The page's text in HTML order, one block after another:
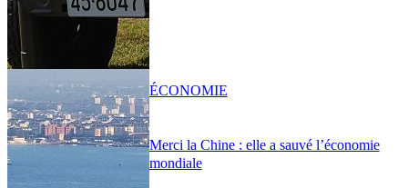
Merci la Chine : elle a sauvé l’économie
mondiale
ÉCONOMIE